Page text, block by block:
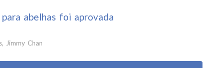
abelhas foi aprovada
Jimmy Chan